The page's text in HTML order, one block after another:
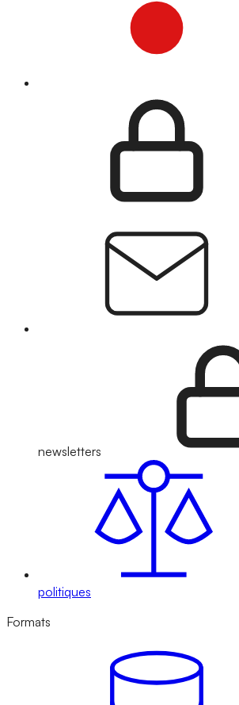
newsletters
politiques
Formats